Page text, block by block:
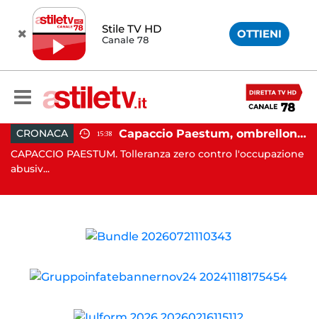
Stile TV HD
Canale 78 OTTIENI
CRONACA 15:38 Capaccio Paestum, ombrellone selvaggio: blitz della Municipale, sgomberate tutte le spiagge libere
CAPACCIO PAESTUM. Tolleranza zero contro l'occupazione
abusiv...